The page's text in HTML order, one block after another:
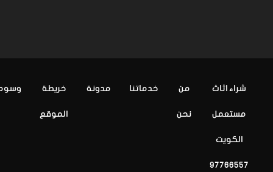
شراء اثاث
مستعمل
الكويت
97766557
من
نحن
خدماتنا مدونة خريطة
الموقع